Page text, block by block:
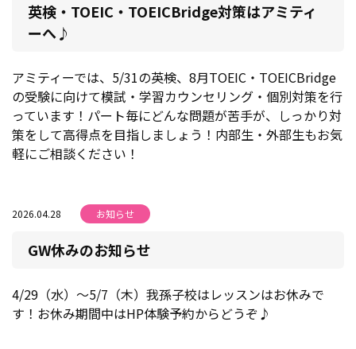
英検・TOEIC・TOEICBridge対策はアミティ
ーへ♪
アミティーでは、5/31の英検、8月TOEIC・TOEICBridge
の受験に向けて模試・学習カウンセリング・個別対策を行
っています！パート毎にどんな問題が苦手が、しっかり対
策をして高得点を目指しましょう！内部生・外部生もお気
軽にご相談ください！
2026.04.28 お知らせ
GW休みのお知らせ
4/29（水）～5/7（木）我孫子校はレッスンはお休みで
す！お休み期間中はHP体験予約からどうぞ♪